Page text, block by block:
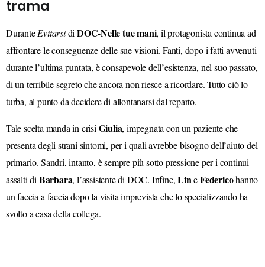
trama
DuranteEvitarsidiDOC-Nelle tue mani, il protagonista continua ad
affrontare le conseguenze delle sue visioni. Fanti, dopo i fatti avvenuti
durante l’ultima puntata, è consapevole dell’esistenza, nel suo passato,
di un terribile segretoche ancora non riesce a ricordare. Tutto ciò lo
turba, al punto da decidere di allontanarsi dal reparto.
Tale scelta manda in crisi Giulia, impegnata con un paziente che
presenta degli strani sintomi, per i qualiavrebbe bisogno dell’aiuto del
primario. Sandri,intanto, è sempre più sotto pressione per i continui
assalti di Barbara, l’assistente di DOC. Infine,LineFedericohanno
un faccia a facciadopo la visita imprevista che lo specializzando ha
svolto a casa della collega.